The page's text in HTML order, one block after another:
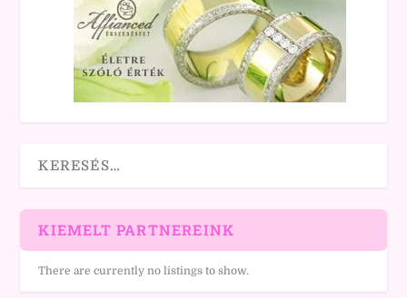
KIEMELT PARTNEREINK
There are currently no listings to show.